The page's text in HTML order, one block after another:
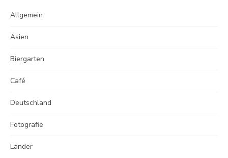
Allgemein
Asien
Biergarten
Café
Deutschland
Fotografie
Länder